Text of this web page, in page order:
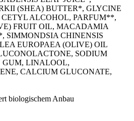
(SHEA) BUTTER*, GLYCINE
ALCOHOL, PARFUM**,
FRUIT OIL, MACADAMIA
SIMMONDSIA CHINENSIS
EUROPAEA (OLIVE) OIL
SODIUM
LINALOOL,
CALCIUM GLUCONATE,
biologischem Anbau